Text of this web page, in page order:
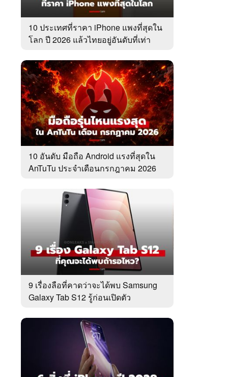
10 ประเทศที่ราคา iPhone แพงที่สุดใน
โลก ปี 2026 แล้วไทยอยู่อันดับที่เท่า
10 อันดับ มือถือ Android แรงที่สุดใน
AnTuTu ประจำเดือนกรกฎาคม 2026
9 เรื่องลือที่คาดว่าจะได้พบ Samsung
Galaxy Tab S12 รู้ก่อนเปิดตัว